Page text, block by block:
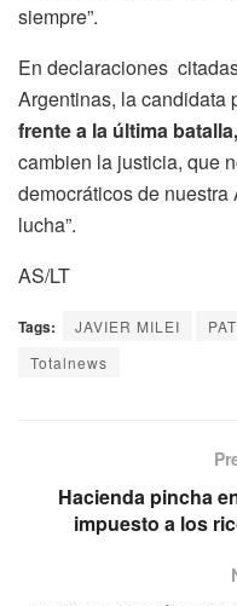
siempre”.
En declaraciones
Argentinas, la candidata
frente a la última
cambien la justicia, que
democráticos de
lucha”.
AS/LT
Tags: JAVIER MILEI
Totalnews
Hacienda pincha
impuesto a los